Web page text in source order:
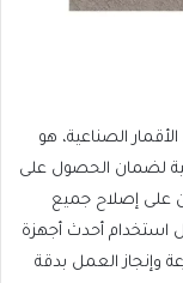
الصناعية، هو
لضمان الحصول على
على إصلاح جميع
استخدام أحدث أجهزة
وإنجاز العمل بدقة